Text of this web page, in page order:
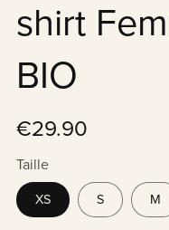
shirt
BIO
€29.90
Taille
XS S M